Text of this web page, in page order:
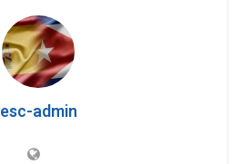
esc-admin